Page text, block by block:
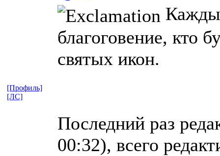
благоговение, кто
святых икон.
Последний раз
00:32), всего
[Профиль]
[ЛС]